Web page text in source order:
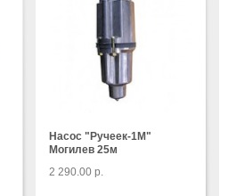
Насос "Ручеек-1М"
Могилев 25м
2 290.00 р.